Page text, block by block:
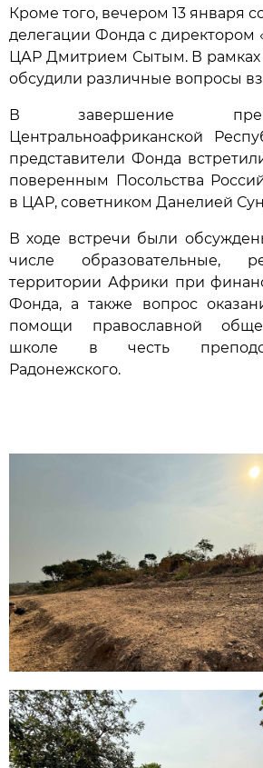
Кроме того, вечером 13 января
делегации Фонда с директором
ЦАР Дмитрием Сытым. В рамках
обсудили различные вопросы
В завершение
Центральноафриканской
представители Фонда
поверенным Посольства
в ЦАР, советником Данелией
В ходе встречи были
числе образовательные,
территории Африки при
Фонда, а также вопрос
помощи православной
школе в честь
Радонежского.